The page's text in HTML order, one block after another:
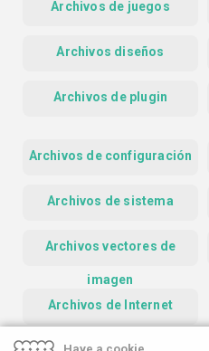
Archivos de juegos
Archivos diseños
Archivos de plugin
Archivos de configuración
Archivos de sistema
Archivos vectores de
imagen
Archivos de Internet